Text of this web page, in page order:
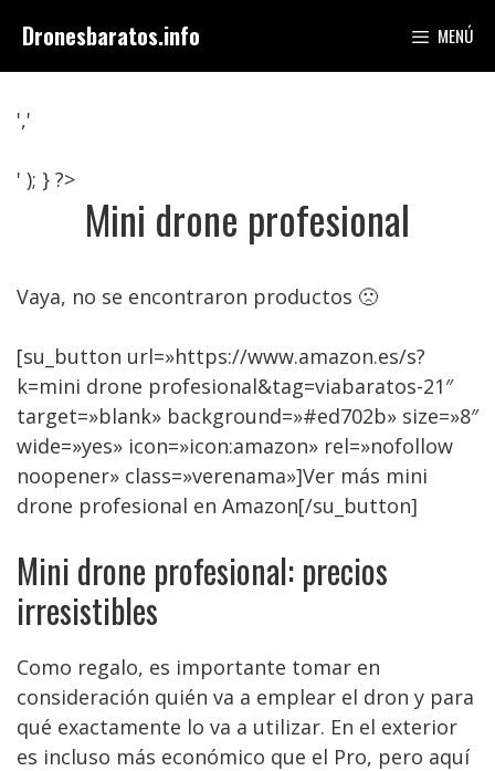
contenido
Dronesbaratos.info MENÚ
','
' ); } ?>
Mini drone profesional
Vaya, no se encontraron productos 🙁
[su_button url=»https://www.amazon.es/s?
k=mini drone profesional&tag=viabaratos-21″
target=»blank» background=»#ed702b» size=»8″
wide=»yes» icon=»icon:amazon» rel=»nofollow
noopener» class=»verenama»]Ver más mini
drone profesional en Amazon[/su_button]
Mini drone profesional: precios
irresistibles
Como regalo, es importante tomar en
consideración quién va a emplear el dron y para
qué exactamente lo va a utilizar. En el exterior
es incluso más económico que el Pro, pero aquí